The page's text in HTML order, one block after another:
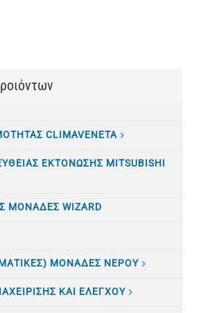
CLIMAVENETA
ΕΚΤΟΝΩΣΗΣ MITSUBISHI
ΜΟΝΑΔΕΣ WIZARD
ΜΟΝΑΔΕΣ ΝΕΡΟΥ
ΚΑΙ ΕΛΕΓΧΟΥ